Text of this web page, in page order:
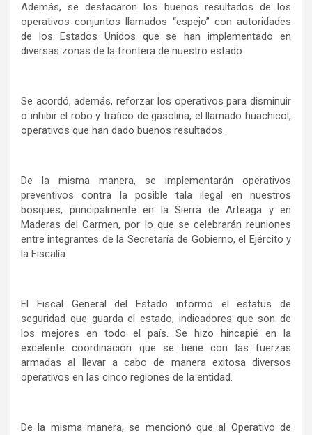
Además, se destacaron los buenos resultados de los
operativos conjuntos llamados “espejo” con autoridades
de los Estados Unidos que se han implementado en
diversas zonas de la frontera de nuestro estado.
Se acordó, además, reforzar los operativos para disminuir
o inhibir el robo y tráfico de gasolina, el llamado huachicol,
operativos que han dado buenos resultados.
De la misma manera, se implementarán operativos
preventivos contra la posible tala ilegal en nuestros
bosques, principalmente en la Sierra de Arteaga y en
Maderas del Carmen, por lo que se celebrarán reuniones
entre integrantes de la Secretaría de Gobierno, el Ejército y
la Fiscalía.
El Fiscal General del Estado informó el estatus de
seguridad que guarda el estado, indicadores que son de
los mejores en todo el país. Se hizo hincapié en la
excelente coordinación que se tiene con las fuerzas
armadas al llevar a cabo de manera exitosa diversos
operativos en las cinco regiones de la entidad.
De la misma manera, se mencionó que al Operativo de